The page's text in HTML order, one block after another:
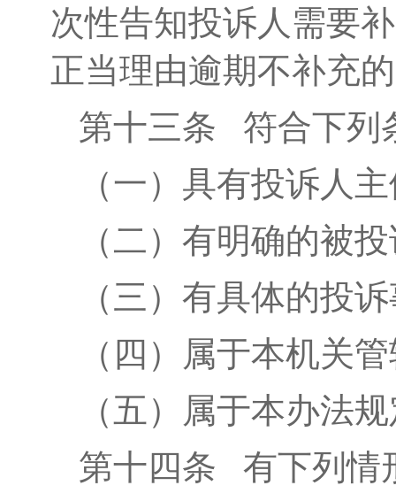
次性告知投诉人需要
正当理由逾期不补充
第十三条 符合下列
（一）具有投诉人
（二）有明确的被
（三）有具体的投
（四）属于本机关
（五）属于本办法
第十四条 有下列情